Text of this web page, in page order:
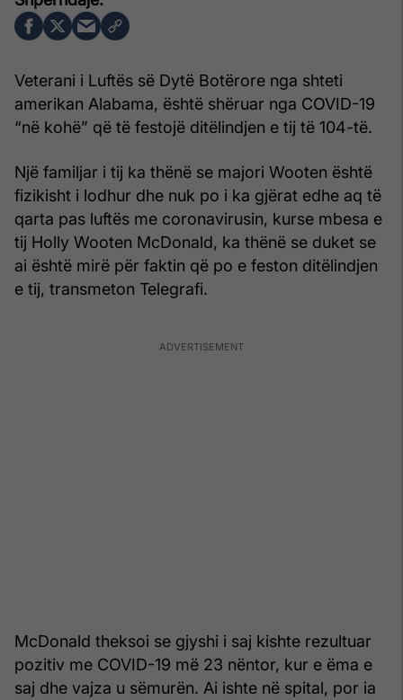
Veterani i Luftës së Dytë Botërore nga shteti
amerikan Alabama, është shëruar nga COVID-19
“në kohë” që të festojë ditëlindjen e tij të 104-të.
Një familjar i tij ka thënë se majori Wooten është
fizikisht i lodhur dhe nuk po i ka gjërat edhe aq të
qarta pas luftës me coronavirusin, kurse mbesa e
tij Holly Wooten McDonald, ka thënë se duket se
ai është mirë për faktin që po e feston ditëlindjen
e tij, transmeton Telegrafi.
McDonald theksoi se gjyshi i saj kishte rezultuar
pozitiv me COVID-19 më 23 nëntor, kur e ëma e
saj dhe vajza u sëmurën. Ai ishte në spital, por ia